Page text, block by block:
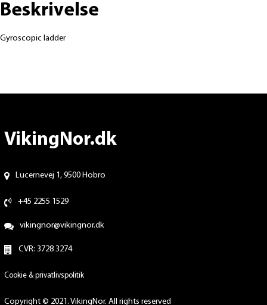
Beskrivelse
Gyroscopic ladder
VikingNor.dk
Lucernevej 1, 9500 Hobro
+45 2255 1529
vikingnor@vikingnor.dk
CVR: 3728 3274
Cookie & privatlivspolitik
Copyright © 2021. VikingNor. All rights reserved